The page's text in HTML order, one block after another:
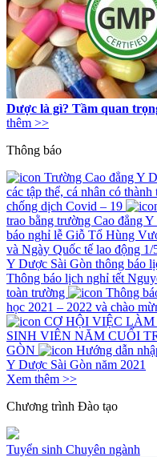
Dược là gì? Tầm quan
thêm >>
Thông báo
Trường Cao đẳng Y
các tập thể, cá nhân có
chống dịch Covid – 19
trao bằng trường Cao đẳng
báo nghỉ lễ Giỗ Tổ Hùng
và Ngày Quốc tế lao động 1/
Y Dược Sài Gòn thông báo
Thông báo lịch nghỉ tết
toàn trường
Thông
học 2021 – 2022 và chào
CƠ HỘI VIỆC
SINH VIÊN NĂM CUỐI
GÒN
Hướng dẫn
Y Dược Sài Gòn năm 2021
Xem thêm >>
Chương trình Đào tạo
Tuyển sinh Chuyên ngành